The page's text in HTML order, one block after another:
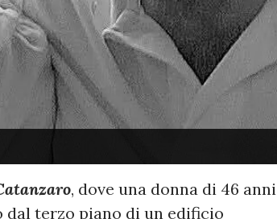
, dove una donna di 46 anni
dal terzo piano di un edificio